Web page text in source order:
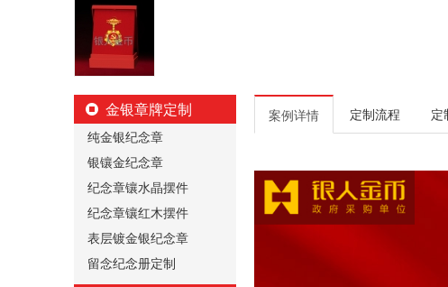
金银章牌定制
纯金银纪念章
银镶金纪念章
纪念章镶水晶摆件
纪念章镶红木摆件
表层镀金银纪念章
留念纪念册定制
案例详情 定制流程 定